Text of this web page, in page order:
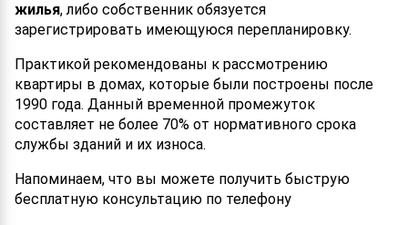
жилья, либо собственник обязуется
зарегистрировать имеющуюся перепланировку.
Практикой рекомендованы к рассмотрению
квартиры в домах, которые были построены после
1990 года. Данный временной промежуток
составляет не более 70% от нормативного срока
службы зданий и их износа.
Напоминаем, что вы можете получить быструю
бесплатную консультацию по телефону